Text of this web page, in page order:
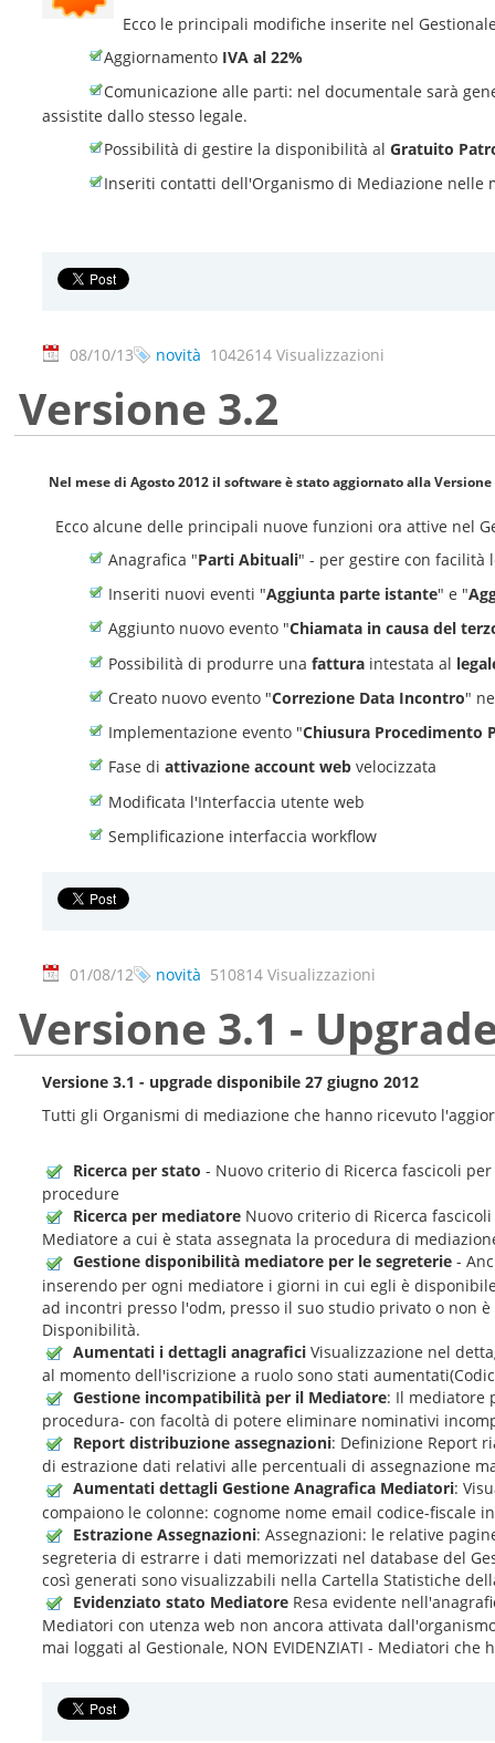
Ecco le principali modifiche inserite nel
Aggiornamento IVA al 22%
Comunicazione alle parti: nel documentale sarà
assistite dallo stesso legale.
Possibilità di gestire la disponibilità al Gratuito
Inseriti contatti dell'Organismo di Mediazione
08/10/13 novità 1042614 Visualizzazioni
Versione 3.2
Nel mese di Agosto 2012 il software è stato aggiornato allaVersione
Ecco alcune delle principali nuove funzioni ora attive nel
Anagrafica "Parti Abituali" - per gestire con facilità
Inseriti nuovi eventi "Aggiunta parte istante" e "
Aggiunto nuovo evento "Chiamata in causa del
Possibilità di produrre una fattura intestata al
Creato nuovo evento "Correzione Data Incontro"
Implementazione evento "Chiusura Procedimento
Fase di attivazione account web velocizzata
Modificata l'Interfaccia utente web
Semplificazione interfaccia workflow
01/08/12 novità 510814 Visualizzazioni
Versione 3.1 -
Versione 3.1 - upgrade disponibile 27 giugno 2012
Tutti gli Organismi di mediazione che hanno ricevuto
Ricerca per stato - Nuovo criterio di Ricerca fascicoli
procedure
Ricerca per mediatore Nuovo criterio di Ricerca
Mediatore a cui è stata assegnata la procedura di
Gestione disponibilità mediatore per le segreterie -
inserendo per ogni mediatore i giorni in cui egli è
ad incontri presso l'odm, presso il suo studio privato o non
Disponibilità.
Aumentati i dettagli anagrafici Visualizzazione nel
al momento dell'iscrizione a ruolo sono stati
Gestione incompatibilità per il Mediatore: Il mediatore
procedura- con facoltà di potere eliminare nominativi
Report distribuzione assegnazioni: Definizione Report
di estrazione dati relativi alle percentuali di assegnazione
Aumentati dettagli Gestione Anagrafica Mediatori:
compaiono le colonne: cognome nome email codice-fiscale
Estrazione Assegnazioni: Assegnazioni: le relative
segreteria di estrarre i dati memorizzati nel database del
così generati sono visualizzabili nella Cartella Statistiche
Evidenziato stato Mediatore Resa evidente
Mediatori con utenza web non ancora attivata
mai loggati al Gestionale, NON EVIDENZIATI - Mediatori